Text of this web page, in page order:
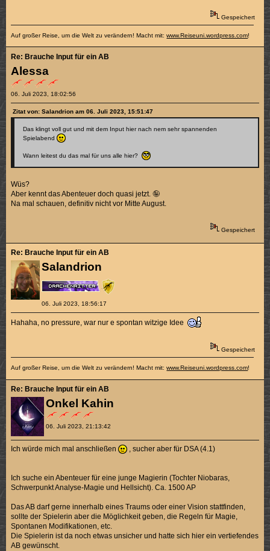
Gespeichert
Auf großer Reise, um die Welt zu verändern! Macht mit:www.Reiseuni.wordpress.com!
Alessa
06. Juli 2023, 18:02:56
Re: Brauche Input für ein AB
Zitat von: Salandrion am 06. Juli 2023, 15:51:47
Das klingt voll gut und mit dem Input hier nach nem sehr spannenden
Spielabend
Wann leitest du das mal für uns alle hier?
Wüs?
Aber kennt das Abenteuer doch quasi jetzt. 🤪
Na mal schauen, definitiv nicht vor Mitte August.
Gespeichert
Salandrion
06. Juli 2023, 18:56:17
Re: Brauche Input für ein AB
Hahaha, no pressure, war nur e spontan witzige Idee
Gespeichert
Auf großer Reise, um die Welt zu verändern! Macht mit:www.Reiseuni.wordpress.com!
Onkel Kahin
06. Juli 2023, 21:13:42
Re: Brauche Input für ein AB
Ich würde mich mal anschließen , sucher aber für DSA (4.1)
Ich suche ein Abenteuer für eine junge Magierin (Tochter Niobaras,
Schwerpunkt Analyse-Magie und Hellsicht). Ca. 1500 AP
Das AB darf gerne innerhalb eines Traums oder einer Vision stattfinden,
sollte der Spielerin aber die Möglichkeit geben, die Regeln für Magie,
Spontanen Modifikationen, etc.
Die Spielerin ist da noch etwas unsicher und hatte sich hier ein vertiefendes
AB gewünscht.